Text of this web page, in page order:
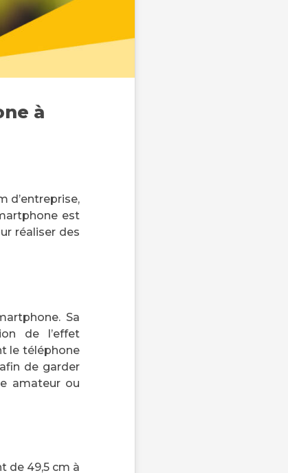
à
d’entreprise,
est
réaliser des
Sa
de l’effet
le téléphone
de garder
amateur ou
de 49,5 cm à